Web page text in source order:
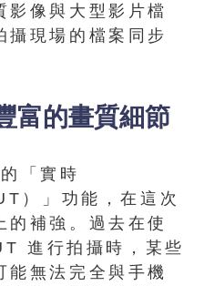
影像與大型影片檔
攝現場的檔案同步
富的畫質細節
「實時
）」功能，在這次
的補強。過去在使
進行拍攝時，某些
能無法完全與手機